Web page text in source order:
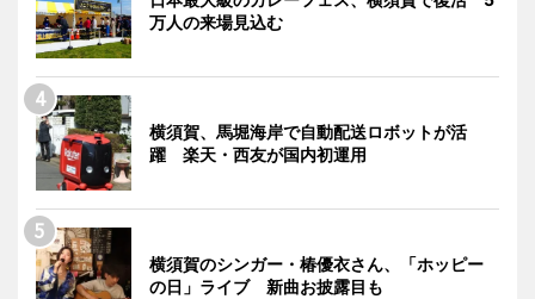
万人の来場見込む
横須賀、馬堀海岸で自動配送ロボットが活
躍 楽天・西友が国内初運用
横須賀のシンガー・椿優衣さん、「ホッピー
の日」ライブ 新曲お披露目も